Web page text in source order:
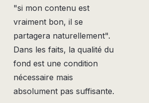
"si mon contenu est
vraiment bon, il se
partagera naturellement".
Dans les faits, la qualité du
fond est une condition
nécessaire mais
absolument pas suffisante.